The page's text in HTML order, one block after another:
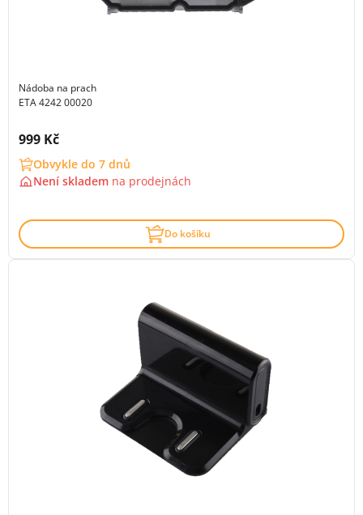
Nádoba na prach
ETA 4242 00020
Cena s DPH:
999 Kč
Obvykle do 7 dnů
Není skladem na prodejnách
Do košíku